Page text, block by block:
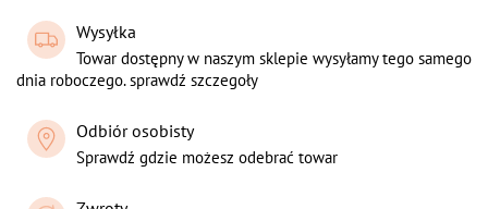
Wysyłka
Towar dostępny w naszym sklepie wysyłamy tego samego
dnia roboczego. sprawdź szczegoły
Odbiór osobisty
Sprawdź gdzie możesz odebrać towar